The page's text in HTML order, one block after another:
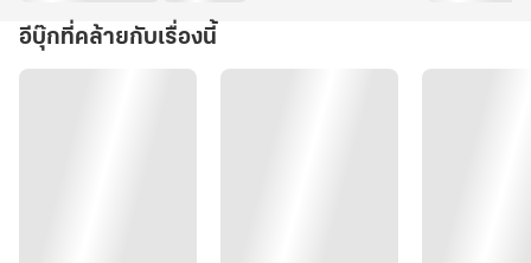
อีบุ๊กที่คล้ายกับเรื่องนี้